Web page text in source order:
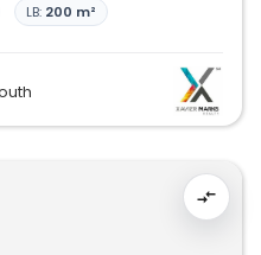
LB: 200 m²